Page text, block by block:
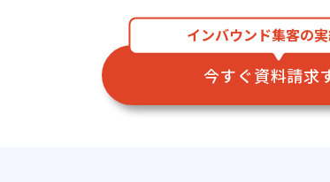
インバウンド集客の
今すぐ資料請求